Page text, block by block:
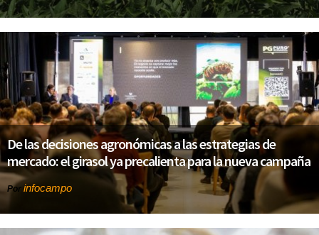
De las decisiones agronómicas a las estrategias de
mercado: el girasol ya precalienta para la nueva campaña
Por infocampo